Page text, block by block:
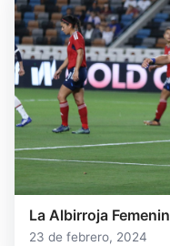
La Albirroja
23 de febrero, 2024